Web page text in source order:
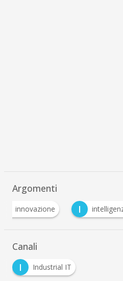
Argomenti
I intelligenza artificiale
Canali
I
Industrial IT